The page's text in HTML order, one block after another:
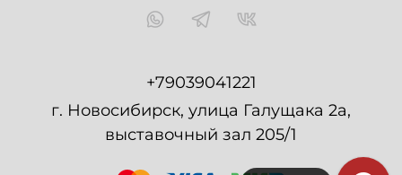
+79039041221
г. Новосибирск, улица Галущака 2а,
выставочный зал 205/1